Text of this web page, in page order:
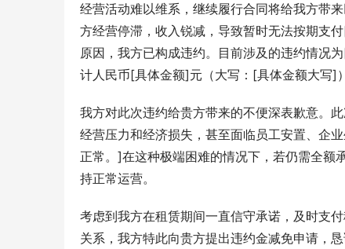
经营活动难以维系，继续履行合同将给我方带
方经营停滞，收入锐减，导致暂时无法按期支
原因，我方已构成违约。目前涉及的违约情况
计人民币[具体金额]元（大写：[具体金额大写]）
我方对此次违约给贵方带来的不便深表歉意。
经营压力和经济损失，甚至面临员工安置、企
正常。]在这种极端困难的情况下，若仍需全额
持正常运营。
考虑到我方在租赁期间一直信守承诺，及时支
关系，我方特此向贵方提出违约金减免申请，